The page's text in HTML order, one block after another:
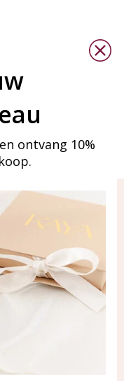
ontvang 10%